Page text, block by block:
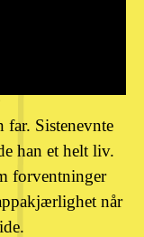
far. Sistenevnte
han et helt liv.
forventninger
når